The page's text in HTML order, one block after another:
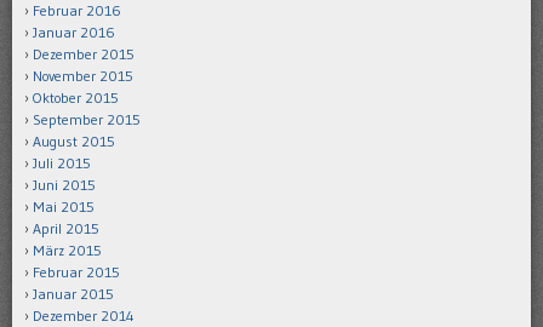
Februar 2016
Januar 2016
Dezember 2015
November 2015
Oktober 2015
September 2015
August 2015
Juli 2015
Juni 2015
Mai 2015
April 2015
März 2015
Februar 2015
Januar 2015
Dezember 2014